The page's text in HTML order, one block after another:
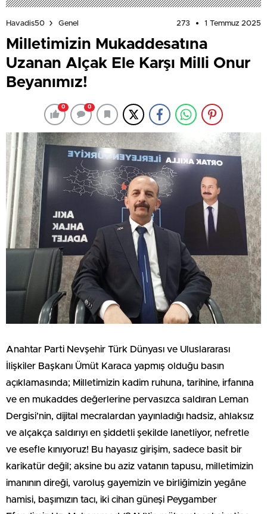
Havadis50 Genel 273 1 Temmuz 2025
Milletimizin Mukaddesatına
Uzanan Alçak Ele Karşı Milli Onur
Beyanımız!
0 0
Anahtar Parti Nevşehir Türk Dünyası ve Uluslararası
İlişkiler Başkanı Ümüt Karaca yapmış olduğu basın
açıklamasında; Milletimizin kadim ruhuna, tarihine, irfanına
ve en mukaddes değerlerine pervasızca saldıran Leman
Dergisi’nin, dijital mecralardan yayınladığı hadsiz, ahlaksız
ve alçakça saldırıyı en şiddetli şekilde lanetliyor, nefretle
ve esefle kınıyoruz! Bu hayasız girişim, sadece basit bir
karikatür değil; aksine bu aziz vatanın tapusu, milletimizin
imanının direği, varoluş gayemizin ve birliğimizin yegâne
hamisi, başımızın tacı, iki cihan güneşi Peygamber